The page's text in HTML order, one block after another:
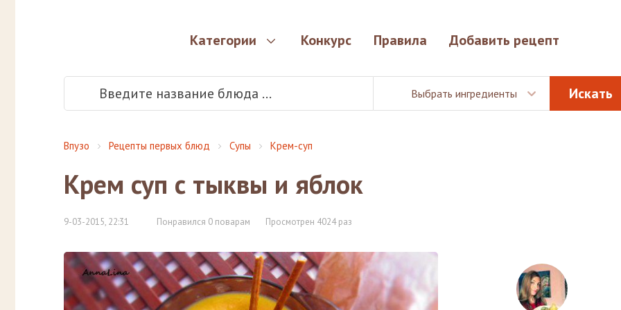
Категории Конкурс Правила Добавить рецепт
Выбрать ингредиенты
Впузо Рецепты первых блюд Супы Крем-суп
Крем суп с тыквы и яблок
9-03-2015, 22:31 Понравился 0 поварам Просмотрен 4024 раз